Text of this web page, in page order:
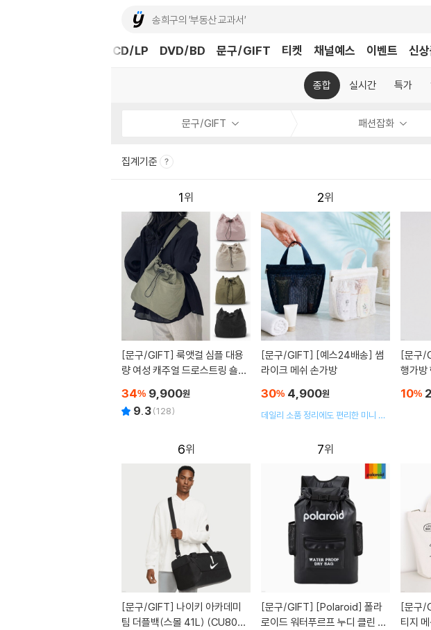
채널예스 이벤트 신
CD/LP DVD/BD 문구/GIFT 티켓
종합 실시간 특가
문구/GIFT 패션잡화
집계기준
1
[문구/GIFT]
량 여성 캐주얼 드로스트링 숄더
34% 9,900원
9.3(128)
2
[문구/GIFT]
라이크 메쉬 손가방
30% 4,900원
데일리 소품 정리에도 편리한 미니 사
[문구/
행가방
백
10%
6
[문구/GIFT]
팀 더플백(스몰 41L) (CU8097
7
[문구/GIFT]
로이드 워터푸르프 누디 클린 백
[문구/
티지